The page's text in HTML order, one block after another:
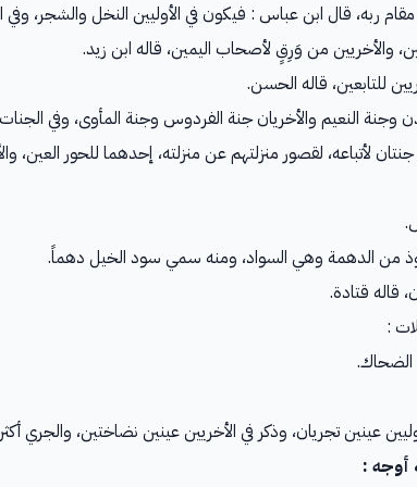
ربه، قال ابن عباس : فيكون في الأوليين النخل والشجر، وفي
والأخريين من وَرِقٍ لأصحاب اليمين، قاله ابن زيد.
للتابعين، قاله الحسن.
وجنة النعيم والأخريان جنة الفردوس وجنة المأوى، وفي الجنات
لأتباعه، لقصور منزلتهم عن منزلته، إحدهما للحور العين،
من الدهمة وهي السواد، ومنه سمي سود الخيل دهماً.
قاله قتادة.
:
الضحاك.
عينين تجريان، وذكر في الأخريين عينين نضاختين، والجري
أوجه :